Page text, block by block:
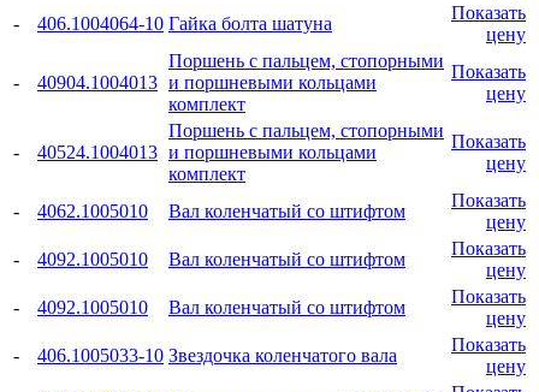
-
406.1004064-10 Гайка болта шатуна
Показать
цену
- 40904.1004013
Поршень с пальцем, стопорными
и поршневыми кольцами
комплект
Показать
цену
- 40524.1004013
Поршень с пальцем, стопорными
и поршневыми кольцами
комплект
Показать
цену
- 4062.1005010 Вал коленчатый со штифтом
Показать
цену
-
4092.1005010 Вал коленчатый со штифтом
Показать
цену
-
4092.1005010 Вал коленчатый со штифтом
Показать
цену
-
406.1005033-10 Звездочка коленчатого вала
Показать
цену